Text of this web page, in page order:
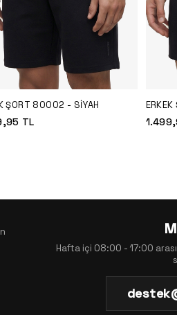
ŞORT 80002 - SIYAH
TL
Hafta içi 08:00 - 17:00